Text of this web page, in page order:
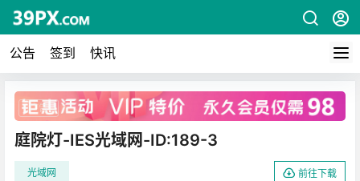
公告 签到 快讯
广告
庭院灯-IES光域网-ID:189-3
光域网 前往下载